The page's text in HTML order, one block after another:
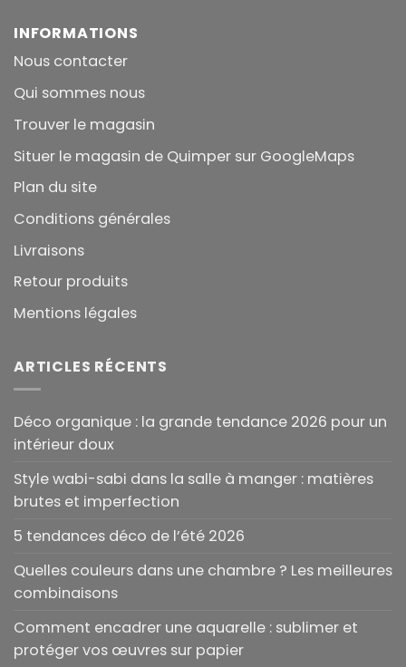
INFORMATIONS
Nous contacter
Qui sommes nous
Trouver le magasin
Situer le magasin de Quimper sur GoogleMaps
Plan du site
Conditions générales
Livraisons
Retour produits
Mentions légales
ARTICLES RÉCENTS
Déco organique : la grande tendance 2026 pour un
intérieur doux
Style wabi-sabi dans la salle à manger : matières
brutes et imperfection
5 tendances déco de l’été 2026
Quelles couleurs dans une chambre ? Les meilleures
combinaisons
Comment encadrer une aquarelle : sublimer et
protéger vos œuvres sur papier